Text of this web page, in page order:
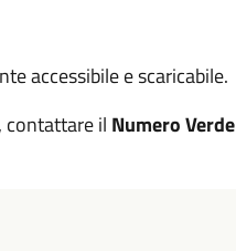
accessibile e scaricabile.
contattare il Numero Verde